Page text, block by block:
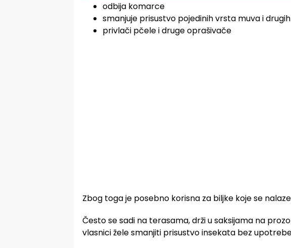
odbija komarce
smanjuje prisustvo pojedinih vrsta muva i
privlači pčele i druge oprašivače
Zbog toga je posebno korisna za biljke koje se
Često se sadi na terasama, drži u saksijama na
vlasnici žele smanjiti prisustvo insekata bez